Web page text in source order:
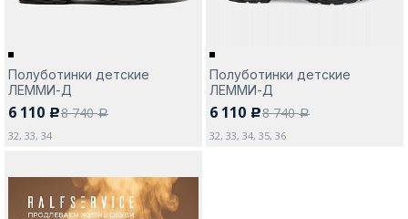
Полуботинки детские
ЛЕММИ-Д
6 110 c8 740a
32, 33, 34
Полуботинки детские
ЛЕММИ-Д
6 110 c8 740a
32, 33, 34, 35, 36